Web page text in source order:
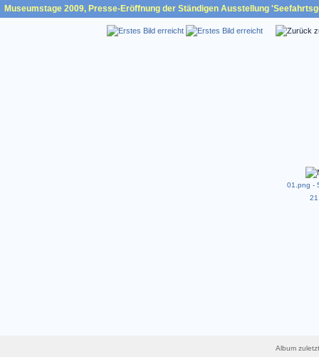
Museumstage 2009, Presse-Eröffnung der Ständigen Ausstellung
01.png -
Album